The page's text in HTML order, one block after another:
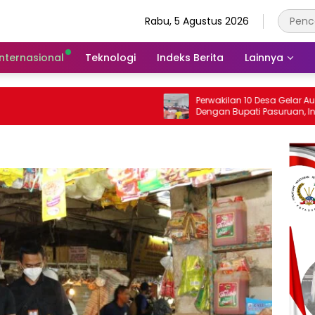
Rabu, 5 Agustus 2026
Teknologi Indeks Berita Lainnya
Perwakilan 10 Desa Gelar Audensi
Dengan Bupati Pasuruan, Ini Sejumlah
Tuntutannya